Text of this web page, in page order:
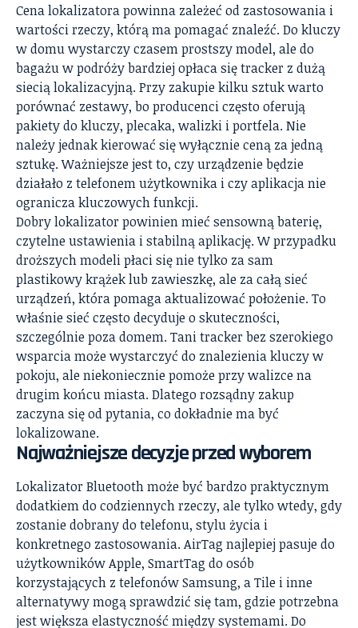
Cena lokalizatora powinna zależeć od zastosowania i
wartości rzeczy, którą ma pomagać znaleźć. Do kluczy
w domu wystarczy czasem prostszy model, ale do
bagażu w podróży bardziej opłaca się tracker z dużą
siecią lokalizacyjną. Przy zakupie kilku sztuk warto
porównać zestawy, bo producenci często oferują
pakiety do kluczy, plecaka, walizki i portfela. Nie
należy jednak kierować się wyłącznie ceną za jedną
sztukę. Ważniejsze jest to, czy urządzenie będzie
działało z telefonem użytkownika i czy aplikacja nie
ogranicza kluczowych funkcji.
Dobry lokalizator powinien mieć sensowną baterię,
czytelne ustawienia i stabilną aplikację. W przypadku
droższych modeli płaci się nie tylko za sam
plastikowy krążek lub zawieszkę, ale za całą sieć
urządzeń, która pomaga aktualizować położenie. To
właśnie sieć często decyduje o skuteczności,
szczególnie poza domem. Tani tracker bez szerokiego
wsparcia może wystarczyć do znalezienia kluczy w
pokoju, ale niekoniecznie pomoże przy walizce na
drugim końcu miasta. Dlatego rozsądny zakup
zaczyna się od pytania, co dokładnie ma być
lokalizowane.
Najważniejsze decyzje przed wyborem
Lokalizator Bluetooth może być bardzo praktycznym
dodatkiem do codziennych rzeczy, ale tylko wtedy, gdy
zostanie dobrany do telefonu, stylu życia i
konkretnego zastosowania. AirTag najlepiej pasuje do
użytkowników Apple, SmartTag do osób
korzystających z telefonów Samsung, a Tile i inne
alternatywy mogą sprawdzić się tam, gdzie potrzebna
jest większa elastyczność między systemami. Do